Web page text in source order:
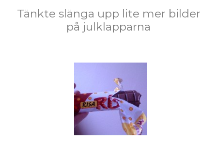
Tänkte slänga upp lite mer bilder
på julklapparna